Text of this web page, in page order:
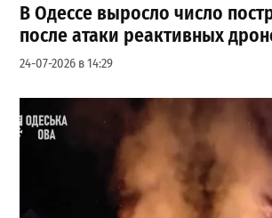
В Одессе выросло число
после атаки реактивных
24-07-2026 в 14:29